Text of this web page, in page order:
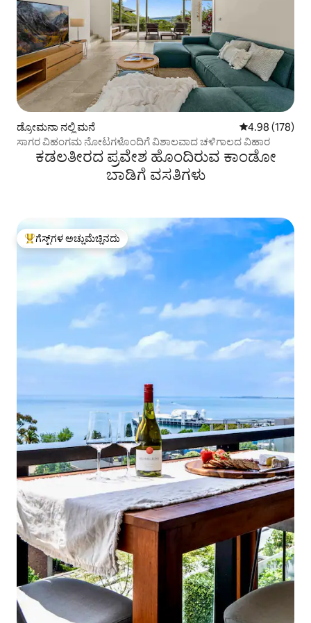
ಡ್ರೋಮನಾ ನಲ್ಲಿ ಮನೆ 5 ರಲ್ಲಿ 4.98
4.98 (178)
ಸಾಗರ ವಿಹಂಗಮ ನೋಟಗಳೊಂದಿಗೆ ವಿಶಾಲವಾದ ಚಳಿಗಾಲದ ವಿಹಾರ
ಕಡಲತೀರದ ಪ್ರವೇಶ ಹೊಂದಿರುವ ಕಾಂಡೋ
ಬಾಡಿಗೆ ವಸತಿಗಳು
ಗೆಸ್ಟ್‌ಗಳಿಗೆ ಅತಿ ಹೆಚ್ಚು ಅಚ್ಚುಮೆಚ್ಚಿನದು
ಗೆಸ್ಟ್‌ಗಳ ಅಚ್ಚುಮೆಚ್ಚಿನದು